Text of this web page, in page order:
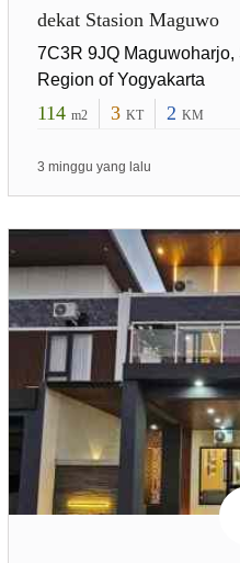
dekat Stasion Maguwo
7C3R 9JQ Maguwoharjo,
Region of Yogyakarta
114 m2 3 KT 2 KM
3 minggu yang lalu